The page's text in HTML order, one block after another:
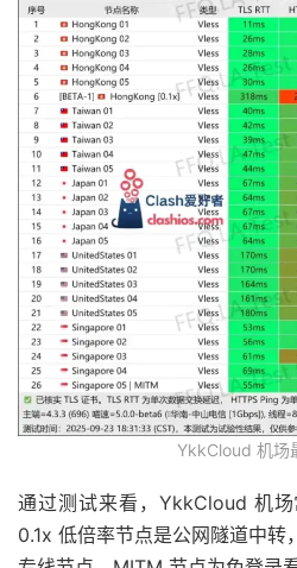
YkkCloud 机场
通过测试来看，YkkCloud 机场
0.1x 低倍率节点是公网隧道中转